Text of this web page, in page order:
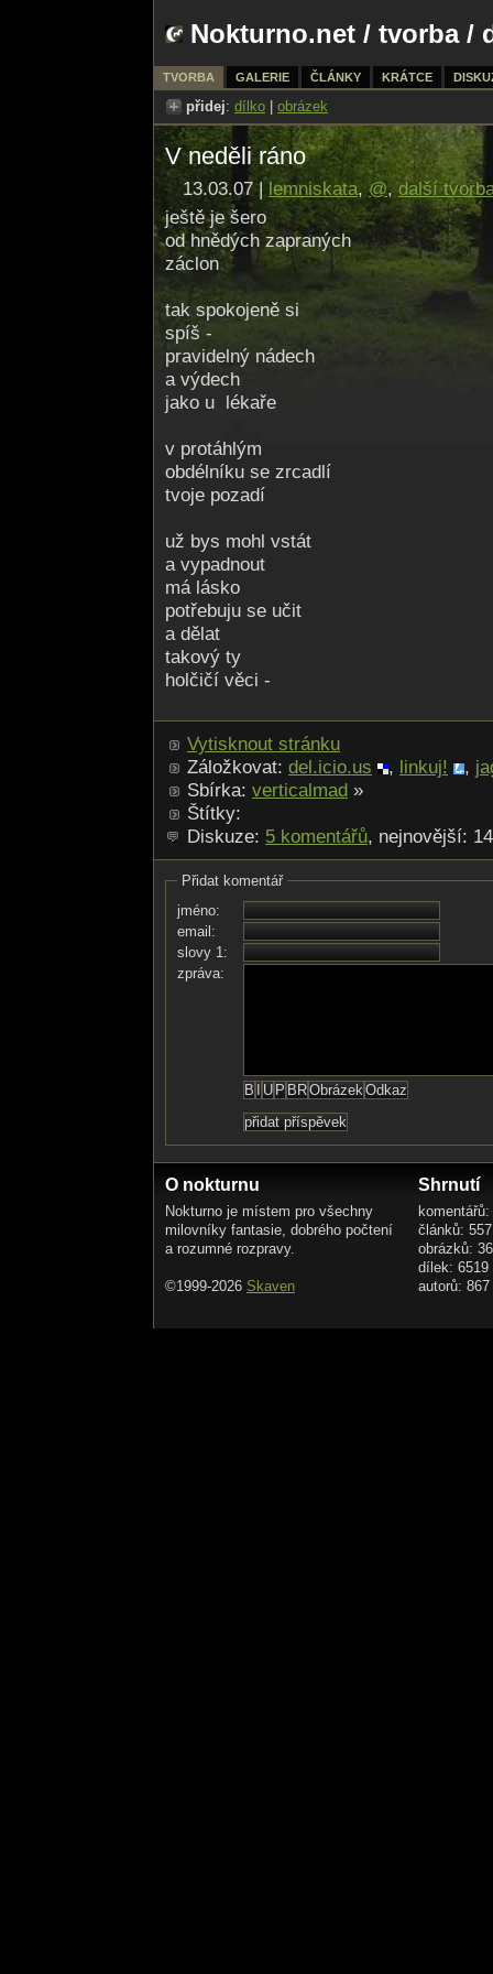
Nokturno.net / tvorba/
TVORBA GALERIE ČLÁNKY KRÁTCE
přidej: dílko obrázek
V neděli ráno
13.03.07 | lemniskata,@,další
ještě je šero
od hnědých zapraných
záclon
tak spokojeně si
spíš -
pravidelný nádech
a výdech
jako u lékaře
v protáhlým
obdélníku se zrcadlí
tvoje pozadí
už bys mohl vstát
a vypadnout
má lásko
potřebuju se učit
a dělat
takový ty
holčičí věci -
Vytisknout stránku
Záložkovat: del.icio.us , linkuj! ,
Sbírka: verticalmad »
Štítky:
Diskuze: 5 komentářů, nejnovější:
Přidat komentář
jméno:
email:
slovy 1:
zpráva:
O nokturnu
Nokturno je místem pro všechny
milovníky fantasie, dobrého počtení
a rozumné rozpravy.
©1999-2026 Skaven
Shrnutí
článků: 557
obrázků:
dílek: 6519
autorů: 867